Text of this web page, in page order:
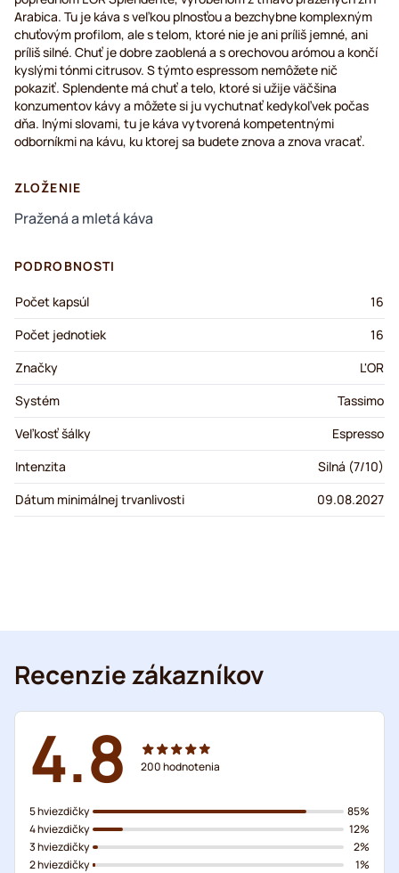
Arabica. Tu je káva s veľkou plnosťou a bezchybne komplexným
chuťovým profilom, ale s telom, ktoré nie je ani príliš jemné, ani
príliš silné. Chuť je dobre zaoblená a s orechovou arómou a končí
kyslými tónmi citrusov. S týmto espressom nemôžete nič
pokaziť. Splendente má chuť a telo, ktoré si užije väčšina
konzumentov kávy a môžete si ju vychutnať kedykoľvek počas
dňa. Inými slovami, tu je káva vytvorená kompetentnými
odborníkmi na kávu, ku ktorej sa budete znova a znova vracať.
ZLOŽENIE
Pražená a mletá káva
PODROBNOSTI
Počet kapsúl
16
Počet jednotiek
16
Značky
L'OR
Systém
Tassimo
Veľkosť šálky
Espresso
Intenzita
Silná (7/10)
Dátum minimálnej trvanlivosti
09.08.2027
Recenzie zákazníkov
4.8 200hodnotenia
5 hviezdičky
4 hviezdičky
3 hviezdičky
2 hviezdičky
85%
12%
2%
1%